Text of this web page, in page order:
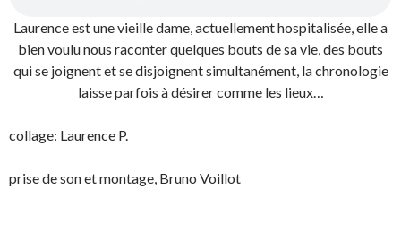
Laurence est une vieille dame, actuellement hospitalisée, elle a
bien voulu nous raconter quelques bouts de sa vie, des bouts
qui se joignent et se disjoignent simultanément, la chronologie
laisse parfois à désirer comme les lieux…
collage: Laurence P.
prise de son et montage, Bruno Voillot